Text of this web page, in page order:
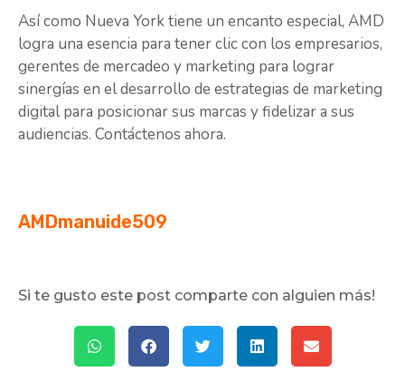
Así como Nueva York tiene un encanto especial, AMD
logra una esencia para tener clic con los empresarios,
gerentes de mercadeo y marketing para lograr
sinergías en el desarrollo de estrategias de marketing
digital para posicionar sus marcas y fidelizar a sus
audiencias. Contáctenos ahora.
AMDmanuide509
Si te gusto este post comparte con alguien más!